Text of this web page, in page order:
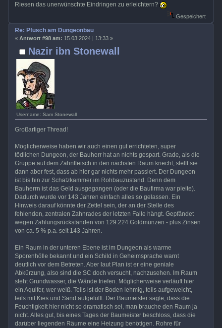
Riesen das unerwünschte Eindringen zu erleichtern?
Gespeichert
Nazir ibn Stonewall
Username: Sam Stonewall
Re: Pfusch am Dungeonbau
« Antwort #98 am: 15.03.2024 | 13:33 »
Großartiger Thread!
Möglicherweise haben wir auch einen gut errichteten, super
tödlichen Dungeon, der Bauherr hat an nichts gespart. Grade, als die
Gruppe auf dem Zahnfleisch in den nächsten Raum kriecht, stellt sie
dann aber fest, dass ab hier gar nichts mehr passiert. Der Dungeon
ist bis hin zur Schatzkammer im Rohbauzustand. Denn dem
Bauherrn ist das Geld ausgegangen (oder die Baufirma war pleite).
Dadurch wurde vor 143 Jahren einfach alles so gelassen. Ein
Hinweis darauf könnte der Zettel sein, der an der Stelle des
fehlenden, zentralen Zahnrades der letzten Falle hängt. Gepfändet
wegen Zahlungsrückständen von 129.224 Goldmünzen - plus Zinsen
von ca. 5 % p.a. seit 143 Jahren.
Ein Raum in der unteren Ebene ist im Dungeon als warme
Sporenhölle bekannt und ein Schild in Geheimsprache warnt
deutlich vor dem Betreten. Aber laut Plan ist er eine geniale
Abkürzung, also sind die SC doch versucht, nachzusehen. Im Raum
steht Grundwasser, die Wände triefen. Möglicherweise verläuft hier
ein Aquifer, wer weiß. Teils ist der Boden lehmig, teils aufgeweicht,
teils mit Kies und Sand aufgefüllt. Der Baumeister sagte, dass die
Feuchtigkeit hier nicht so dramatisch sei, man brauche den Raum ja
nicht. Alles gut, bis eines Tages der Baumeister beschloss, dass die
darüber liegenden Räume eine Heizung benötigen. Rohre für